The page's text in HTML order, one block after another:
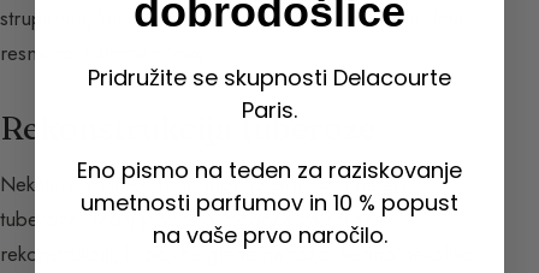
strupenim, kandiranim, gurmanskim in erotičnim. Ima
resnično edinstven vonj.
Rekonstrukcija tuberoze
Nekatere znamke si ne morejo privoščiti naravne
tuberoze. Tedaj je vedno mogoče zateči se h
rekonstrukciji, ki bo, ne glede na rožо, vedno nekoliko
dobrodošlice
Pridružite se skupnosti Delacourte
Paris.
Eno pismo na teden za raziskovanje
umetnosti parfumov in 10 % popust
na vaše prvo naročilo.